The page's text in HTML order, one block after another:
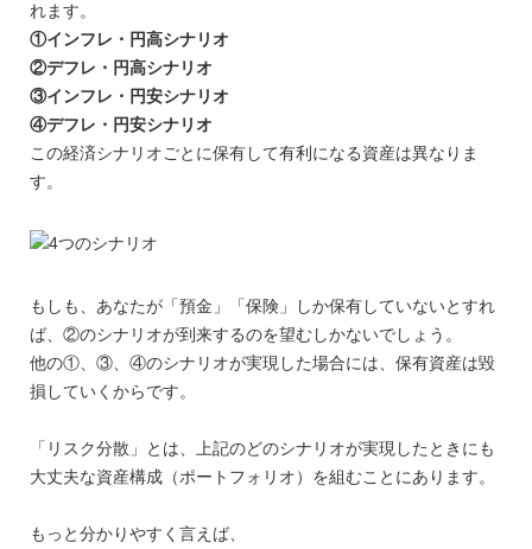
れます。
①インフレ・円高シナリオ
②デフレ・円高シナリオ
③インフレ・円安シナリオ
④デフレ・円安シナリオ
この経済シナリオごとに保有して有利になる資産は異なりま
す。
もしも、あなたが「預金」「保険」しか保有していないとすれ
ば、②のシナリオが到来するのを望むしかないでしょう。
他の①、③、④のシナリオが実現した場合には、保有資産は毀
損していくからです。
「リスク分散」とは、上記のどのシナリオが実現したときにも
大丈夫な資産構成（ポートフォリオ）を組むことにあります。
もっと分かりやすく言えば、